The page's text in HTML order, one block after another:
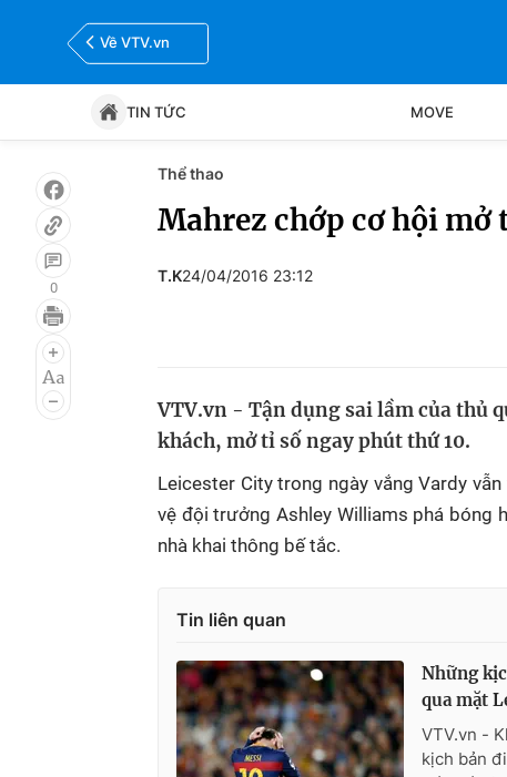
Về VTV.vn
TIN TỨC MOVE
Tin tức
Bóng đá
0
Thể thao
Mahrez chớp cơ hội mở
T.K24/04/2016 23:12
VTV.vn - Tận dụng sai lầm của thủ
khách, mở tỉ số ngay phút thứ 10.
Leicester City trong ngày vắng Vardy
vệ đội trưởng Ashley Williams phá bóng
nhà khai thông bế tắc.
Tin liên quan
Những
qua mặt
VTV.vn -
kịch bản